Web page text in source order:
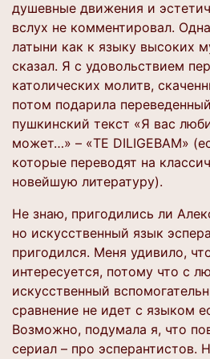
душевные движения и
вслух не комментировал.
латыни как к языку высоких
сказал. Я с удовольствием
католических молитв,
потом подарила
пушкинский текст «Я вас
может…» – «TE DILIGEBAM»
которые переводят на
новейшую литературу).
Не знаю, пригодились ли
но искусственный язык
пригодился. Меня удивило,
интересуется, потому что с
искусственный
сравнение не идет с языком
Возможно, подумала я, что
сериал – про эсперантистов.